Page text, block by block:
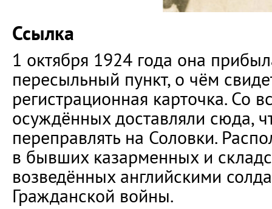
Ссылка
1 октября 1924 года она
пересыльный пункт, о чём
регистрационная карточка. Со
осуждённых доставляли сюда,
переправлять на Соловки.
в бывших казарменных и
возведённых английскими
Гражданской войны.